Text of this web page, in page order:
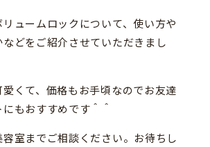
ュームロックについて、使い方や
などをご紹介させていただきまし
くて、価格もお手頃なのでお友達
もおすすめです＾＾
室までご相談ください。お待ちし